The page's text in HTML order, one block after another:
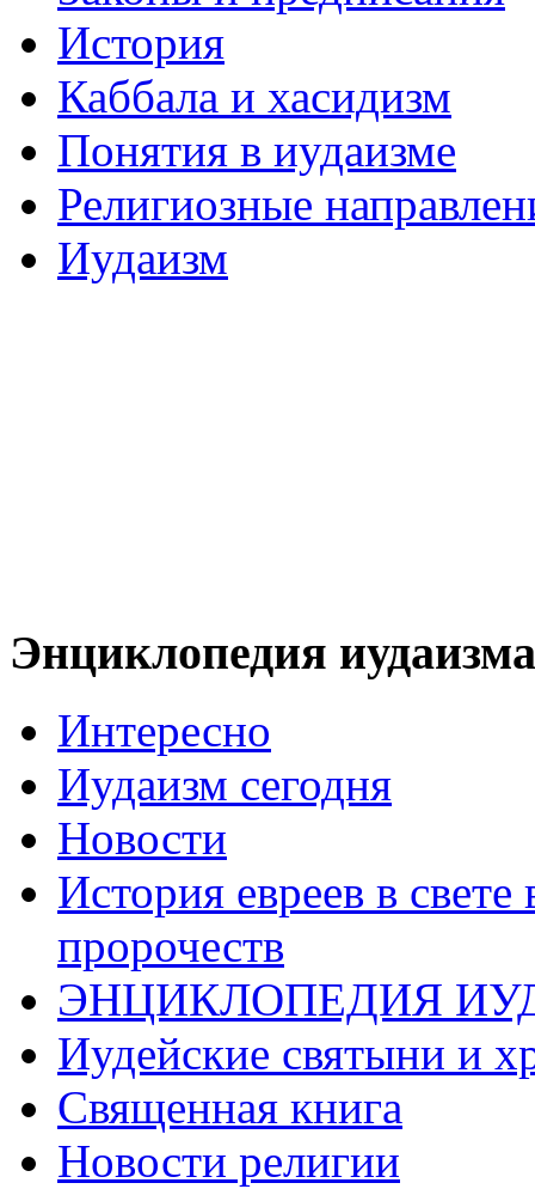
История
Каббала и хасидизм
Понятия в иудаизме
Религиозные
Иудаизм
Энциклопедия иудаизма
Интересно
Иудаизм сегодня
Новости
История евреев в
пророчеств
ЭНЦИКЛОПЕДИЯ
Иудейские святыни и
Священная книга
Новости религии